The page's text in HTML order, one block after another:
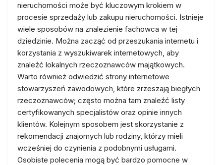
nieruchomości może być kluczowym krokiem w
procesie sprzedaży lub zakupu nieruchomości. Istnieje
wiele sposobów na znalezienie fachowca w tej
dziedzinie. Można zacząć od przeszukania internetu i
korzystania z wyszukiwarek internetowych, aby
znaleźć lokalnych rzeczoznawców majątkowych.
Warto również odwiedzić strony internetowe
stowarzyszeń zawodowych, które zrzeszają biegłych
rzeczoznawców; często można tam znaleźć listy
certyfikowanych specjalistów oraz opinie innych
klientów. Kolejnym sposobem jest skorzystanie z
rekomendacji znajomych lub rodziny, którzy mieli
wcześniej do czynienia z podobnymi usługami.
Osobiste polecenia mogą być bardzo pomocne w